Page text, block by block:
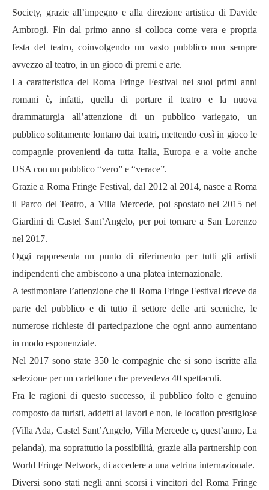
Society, grazie all’impegno e alla direzione artistica di Davide
Ambrogi. Fin dal primo anno si colloca come vera e propria
festa del teatro, coinvolgendo un vasto pubblico non sempre
avvezzo al teatro, in un gioco di premi e arte.
La caratteristica del Roma Fringe Festival nei suoi primi anni
romani è, infatti, quella di portare il teatro e la nuova
drammaturgia all’attenzione di un pubblico variegato, un
pubblico solitamente lontano dai teatri, mettendo così in gioco le
compagnie provenienti da tutta Italia, Europa e a volte anche
USA con un pubblico “vero” e “verace”.
Grazie a Roma Fringe Festival, dal 2012 al 2014, nasce a Roma
il Parco del Teatro, a Villa Mercede, poi spostato nel 2015 nei
Giardini di Castel Sant’Angelo, per poi tornare a San Lorenzo
nel 2017.
Oggi rappresenta un punto di riferimento per tutti gli artisti
indipendenti che ambiscono a una platea internazionale.
A testimoniare l’attenzione che il Roma Fringe Festival riceve da
parte del pubblico e di tutto il settore delle arti sceniche, le
numerose richieste di partecipazione che ogni anno aumentano
in modo esponenziale.
Nel 2017 sono state 350 le compagnie che si sono iscritte alla
selezione per un cartellone che prevedeva 40 spettacoli.
Fra le ragioni di questo successo, il pubblico folto e genuino
composto da turisti, addetti ai lavori e non, le location prestigiose
(Villa Ada, Castel Sant’Angelo, Villa Mercede e, quest’anno, La
pelanda), ma soprattutto la possibilità, grazie alla partnership con
World Fringe Network, di accedere a una vetrina internazionale.
Diversi sono stati negli anni scorsi i vincitori del Roma Fringe